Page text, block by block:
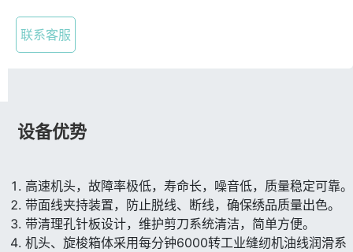
联系客服
设备优势
高速机头，故障率极低，寿命长，噪音低，质量稳定可靠。
带面线夹持装置，防止脱线、断线，确保绣品质量出色。
带清理孔针板设计，维护剪刀系统清洁，简单方便。
机头、旋梭箱体采用每分钟6000转工业缝纫机油线润滑系